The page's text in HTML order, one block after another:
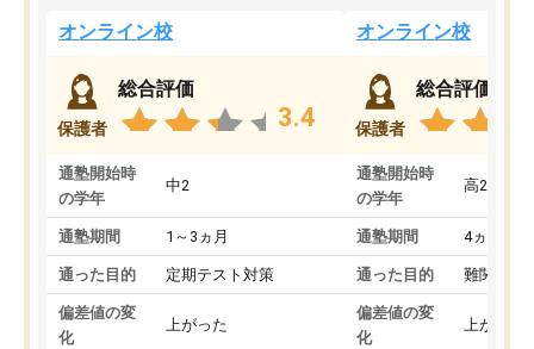
オンライン校
保護者
総合評価
3.4
通塾開始時
の学年
中2
通塾期間 1～3ヵ月
通った目的 定期テスト対策
偏差値の変
化
上がった
オンライン校
保護者
総合評価
通塾開始時
の学年
高2
通塾期間 4ヵ月～1
通った目的 難関私立
偏差値の変
化
上がった